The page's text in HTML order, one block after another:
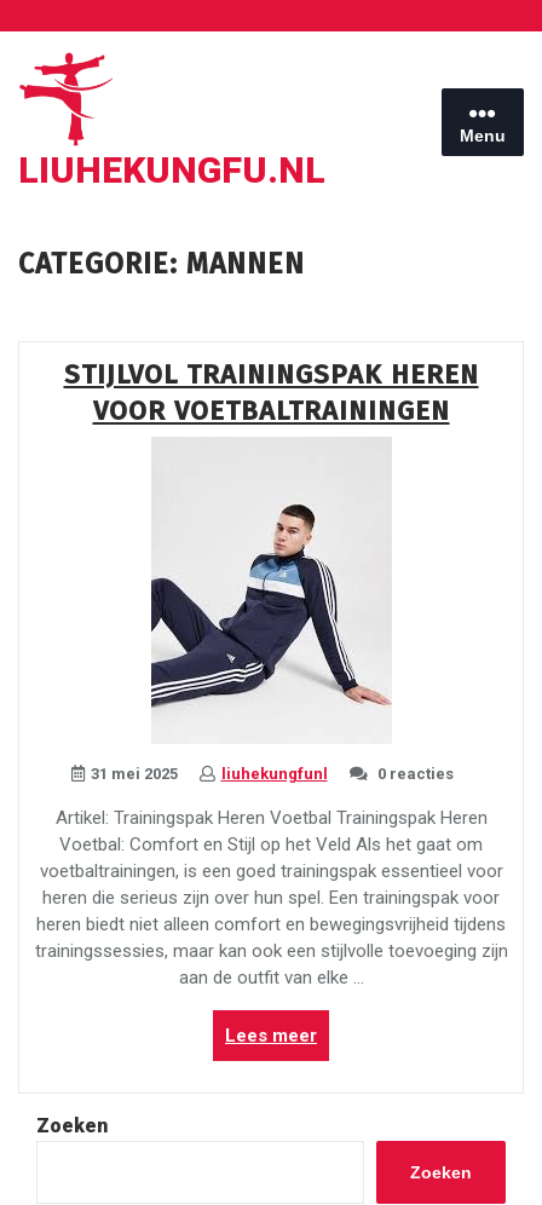
inhoud
LIUHEKUNGFU.NL
Menu
CATEGORIE: MANNEN
STIJLVOL TRAININGSPAK HEREN
VOOR VOETBALTRAININGEN
31 mei 2025 liuhekungfunl 0 reacties
Artikel: Trainingspak Heren Voetbal Trainingspak Heren
Voetbal: Comfort en Stijl op het Veld Als het gaat om
voetbaltrainingen, is een goed trainingspak essentieel voor
heren die serieus zijn over hun spel. Een trainingspak voor
heren biedt niet alleen comfort en bewegingsvrijheid tijdens
trainingssessies, maar kan ook een stijlvolle toevoeging zijn
aan de outfit van elke …
Lees meer“Stijlvol
Trainingspak
Heren
Voetbaltrainingen”
Zoeken
Zoeken